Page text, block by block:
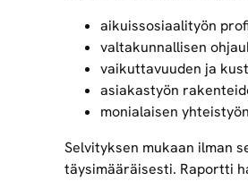
aikuissosiaalityön
valtakunnallisen
vaikuttavuuden ja
asiakastyön
monialaisen
Selvityksen mukaan ilman
täysimääräisesti. Raportti